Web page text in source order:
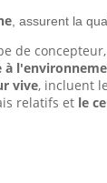
assurent la
de
à
vive, incluent
relatifs et le